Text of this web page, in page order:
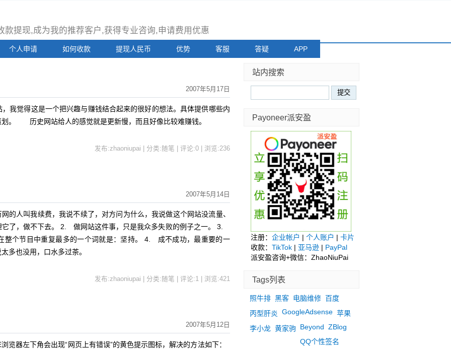
款提现,成为我的推荐客户,获得专业咨询,申请费用优惠
个人申请 如何收款 提现人民币 优势 客服 答疑 APP
2007年5月17日
觉得这是一个把兴趣与赚钱结合起来的很好的想法。具体提供哪些内
划。 历史网站给人的感觉就是更新慢，而且好像比较难赚钱。
发布:zhaoniupai | 分类:随笔 | 评论:0 | 浏览:236
2007年5月14日
的人叫我续费，我说不续了，对方问为什么，我说做这个网站没流量、
它了，做不下去。 2. 做网站这件事，只是我众多失败的例子之一。 3.
整个节目中重复最多的一个词就是：坚持。 4. 成不成功，最重要的一
多也没用，口水多过茶。
发布:zhaoniupai | 分类:随笔 | 评论:1 | 浏览:421
2007年5月12日
器左下角会出现“网页上有错误”的黄色提示图标，解决的方法如下：
站内搜索
Payoneer派安盈
注册： 企业帐户 | 个人账户 | 卡片
收款： TikTok | 亚马逊 | PayPal
派安盈咨询+微信：ZhaoNiuPai
Tags列表
照牛排 黑客 电脑维修 百度
丙型肝炎 GoogleAdsense 苹果
李小龙 黄家驹 Beyond ZBlog
QQ个性签名